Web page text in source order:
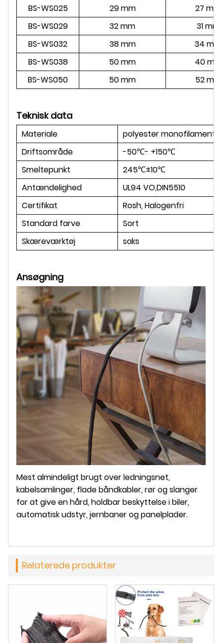
BS-WS025 29 mm
27 mm
BS-WS029
32 mm
31 mm
BS-WS032
38 mm
34 mm
BS-WS038
50 mm
40 mm
BS-WS050
50 mm 52 mm
Teknisk data
Materiale
polyester monofilament
Driftsområde
-50℃- +150℃
Smeltepunkt
245℃±10℃
Antændelighed
UL94 VO,DIN5510
Certifikat
Rosh, Halogenfri
Standard farve
Sort
Skæreværktøj
saks
Ansøgning
Mest almindeligt brugt over ledningsnet,
kabelsamlinger, flade båndkabler, rør og slanger
for at give en hård, holdbar beskyttelse i biler,
automatisk udstyr, jernbaner og panelplader.
Relaterede produkter